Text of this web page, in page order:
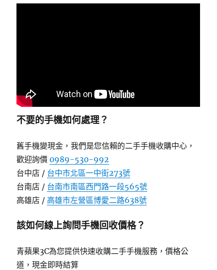
不要的手機如何處理？
舊手機變現金，我們是您信賴的二手手機收購中心，
歡迎詢價 0989-530-992
台中店 / 台中市北區一中街273號
台南店 / 台南市南區西門路一段565號
高雄店 / 高雄市左營區博愛二路638號
該如何線上詢問手機回收價格？
青蘋果3C為您提供快速收購二手手機服務，價格公
道，現金即時結算